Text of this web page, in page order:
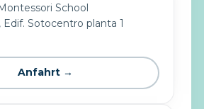
School
Edif. Sotocentro planta 1
Anfahrt →